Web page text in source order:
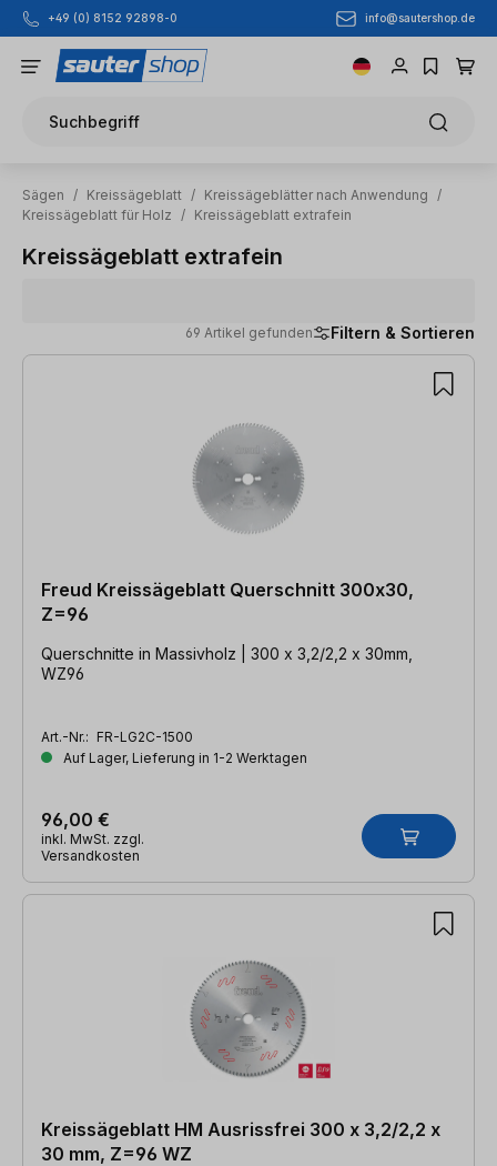
Zum Hauptinhalt springen
+49 (0) 8152 92898-0 info@sautershop.de
Suchbegriff
Sägen / Kreissägeblatt / Kreissägeblätter nach Anwendung
/
Kreissägeblatt für Holz
/ Kreissägeblatt extrafein
Kreissägeblatt extrafein
69 Artikel gefunden Filtern & Sortieren
69 Artikel gefunden
Freud Kreissägeblatt Querschnitt 300x30,
Z=96
Querschnitte in Massivholz | 300 x 3,2/2,2 x 30mm,
WZ96
Art.-Nr.: FR-LG2C-1500
Auf Lager, Lieferung in 1-2 Werktagen
96,00 €
inkl. MwSt. zzgl.
Versandkosten
Kreissägeblatt HM Ausrissfrei 300 x 3,2/2,2 x
30 mm, Z=96 WZ